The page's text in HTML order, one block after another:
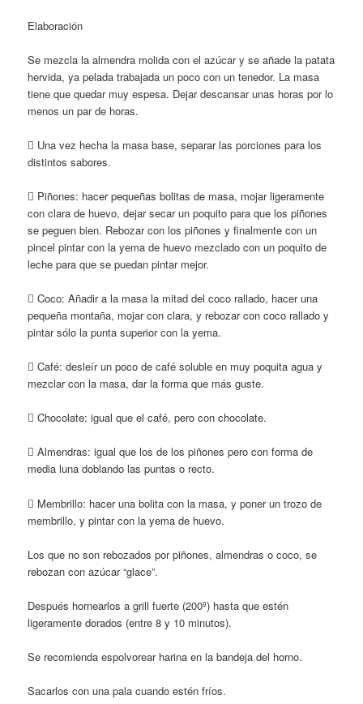
Elaboración
Se mezcla la almendra molida con el azúcar y se añade la patata
hervida, ya pelada trabajada un poco con un tenedor. La masa
tiene que quedar muy espesa. Dejar descansar unas horas por lo
menos un par de horas.
 Una vez hecha la masa base, separar las porciones para los
distintos sabores.
 Piñones: hacer pequeñas bolitas de masa, mojar ligeramente
con clara de huevo, dejar secar un poquito para que los piñones
se peguen bien. Rebozar con los piñones y finalmente con un
pincel pintar con la yema de huevo mezclado con un poquito de
leche para que se puedan pintar mejor.
 Coco: Añadir a la masa la mitad del coco rallado, hacer una
pequeña montaña, mojar con clara, y rebozar con coco rallado y
pintar sólo la punta superior con la yema.
 Café: desleír un poco de café soluble en muy poquita agua y
mezclar con la masa, dar la forma que más guste.
 Chocolate: igual que el café, pero con chocolate.
 Almendras: igual que los de los piñones pero con forma de
media luna doblando las puntas o recto.
 Membrillo: hacer una bolita con la masa, y poner un trozo de
membrillo, y pintar con la yema de huevo.
Los que no son rebozados por piñones, almendras o coco, se
rebozan con azúcar “glace”.
Después hornearlos a grill fuerte (200º) hasta que estén
ligeramente dorados (entre 8 y 10 minutos).
Se recomienda espolvorear harina en la bandeja del horno.
Sacarlos con una pala cuando estén fríos.